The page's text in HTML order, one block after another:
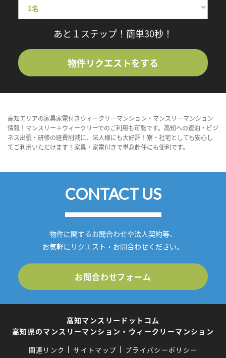
あと１ステップ！簡単30秒！
物件リクエストをする
高知エリアの家具家電付きウィークリーマンション・マンスリーマンション
情報！マンスリー＋ウィークリーでのご利用も可能です。高知への連泊・ビジ
ネス出張・研修の経費削減に、法人様にも大好評！寮・社宅としても安心し
てご利用いただけます！家具・家電付きで単身赴任にも便利です。
CONTACT US
物件に関するお問合わせや法人契約等、
お気軽にリクエスト・お問合わせください。
お問合わせフォーム
高知マンスリードットコム
高知県のマンスリーマンション・ウィークリーマンション
関連リンク サイトマップ プライバシーポリシー